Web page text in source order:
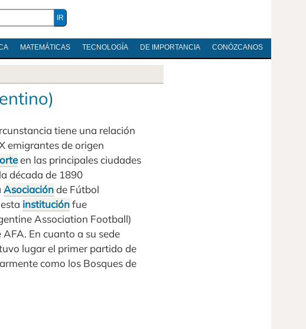
MATEMÁTICAS TECNOLOGÍA DE IMPORTANCIA CONÓZCANOS
tiene una relación
emigrantes de origen
en las principales ciudades
década de 1890
Asociaciónde Fútbol
instituciónfue
Association Football)
En cuanto a su sede
lugar el primer partido de
como los Bosques de